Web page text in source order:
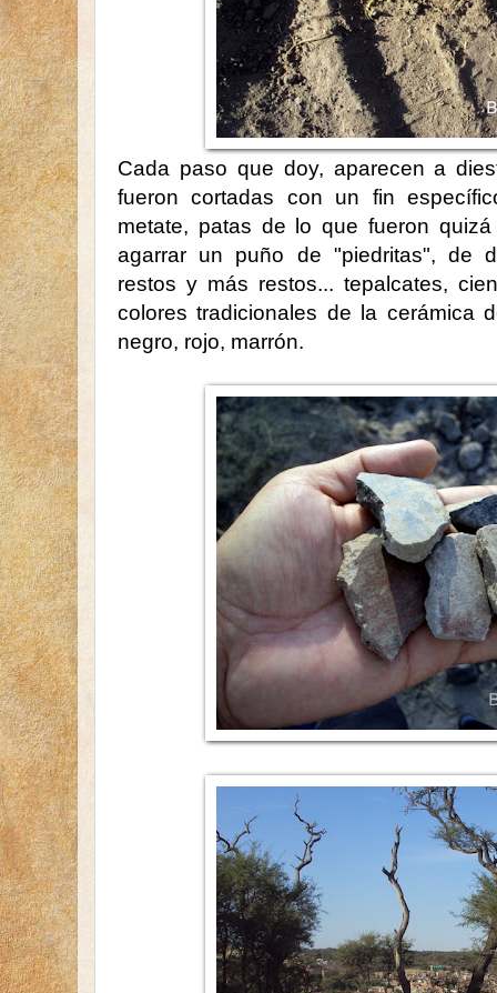
Cada paso que doy, aparecen a
fueron cortadas con un fin
metate, patas de lo que fueron
agarrar un puño de "piedritas", de
restos y más restos... tepalcates,
colores tradicionales de la cerámica
negro, rojo, marrón.